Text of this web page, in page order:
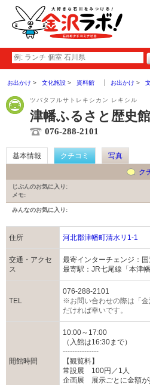
お出かけ 文化施設 資料館 お出かけ
ツバタフルサトレキシカン レキシル
津幡ふるさと歴史
076-288-2101
基本情報 クチコミ
写真
ク
じぶんのお気に入り:
メモ:
みんなのお気に入り:
住所 河北郡津幡町清水リ1-1
交通・アクセ
ス
最寄インターチェンジ：
最寄駅：JR七尾線「本津
TEL
076-288-2101
※お問い合わせの際は「
だければ幸いです。
開館時間
10:00～17:00
（入館は16:30まで）
---------------
【観覧料】
常設展 100円／1人
企画展 展示ごとに金額が